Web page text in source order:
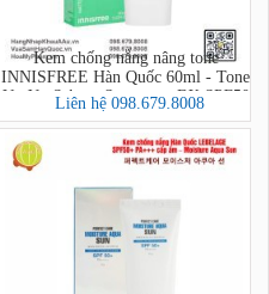
Kem chống nắng nâng tone
INNISFREE Hàn Quốc 60ml - Tone
Up No Sebum Sunscreen EX SPF50
PA++++
Liên hệ 098.679.8008